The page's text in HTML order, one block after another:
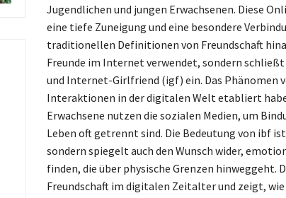
Jugendlichen und jungen Erwachsenen. Diese
eine tiefe Zuneigung und eine besondere
traditionellen Definitionen von Freundschaft
Freunde im Internet verwendet, sondern
und Internet-Girlfriend (igf) ein. Das Phänomen
Interaktionen in der digitalen Welt etabliert
Erwachsene nutzen die sozialen Medien, um
Leben oft getrennt sind. Die Bedeutung von ibf
sondern spiegelt auch den Wunsch wider,
finden, die über physische Grenzen hinweggeht.
Freundschaft im digitalen Zeitalter und zeigt,